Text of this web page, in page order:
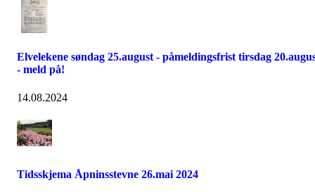
Elvelekene søndag 25.august - påmeldingsfrist tirsdag
- meld på!
14.08.2024
Tidsskjema Åpninsstevne 26.mai 2024